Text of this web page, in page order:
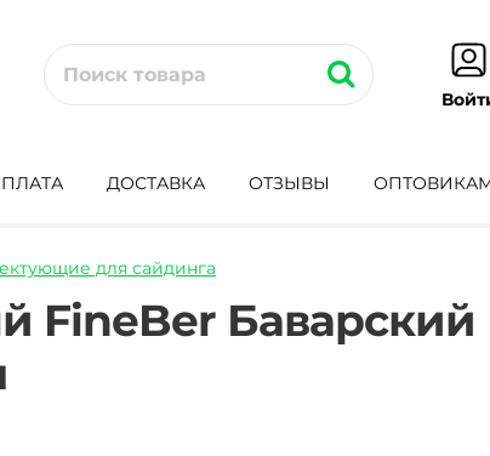
ДОСТАВКА ОТЗЫВЫ
для сайдинга
ugol-
FineBer